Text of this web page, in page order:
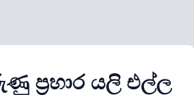
ප‍්‍රහාර යලි එල්ල